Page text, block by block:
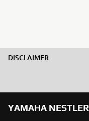
DISCLAIMER
YAMAHA NESTLER